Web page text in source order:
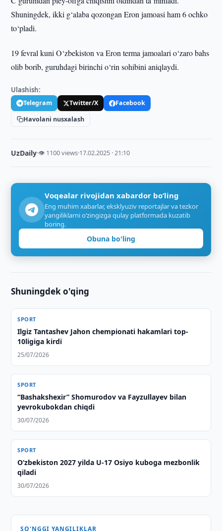
Shuningdek, ikki g‘alaba qozongan Eron jamoasi ham 6 ochko
to‘pladi.
19 fevral kuni O‘zbekiston va Eron terma jamoalari o‘zaro bahs
olib borib, guruhdagi birinchi o‘rin sohibini aniqlaydi.
Ulashish:
Telegram Twitter/X
Facebook
Havolani nusxalash
UzDaily·👁 1100 views·17.02.2025 · 21:10
Voqealar rivojidan xabardor bo‘ling
Eng muhim xabarlar, eksklyuziv reportajlar va tezkor
yangiliklarni o‘zingizga qulay platformada kuzatib
boring.
Obuna bo'ling
Shuningdek o'qing
SPORT
Ilgiz Tantashev Jahon chempionati hakamlari top-
10ligiga kirdi
25/07/2026
SPORT
“Bashakshexir” Shomurodov va Fayzullayev bilan
yevrokubokdan chiqdi
30/07/2026
SPORT
O‘zbekiston 2027 yilda U-17 Osiyo kuboga mezbonlik
qiladi
30/07/2026
SO'NGGI YANGILIKLAR